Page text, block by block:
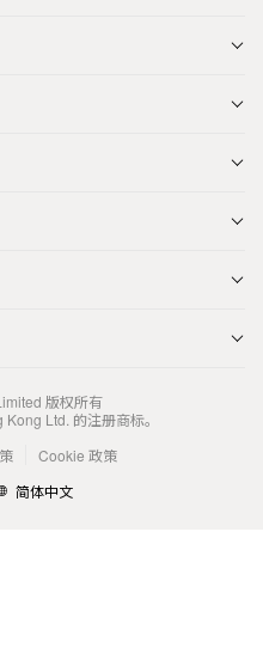
版权所有
Ltd. 的注册商标。
Cookie 政策
简体中文